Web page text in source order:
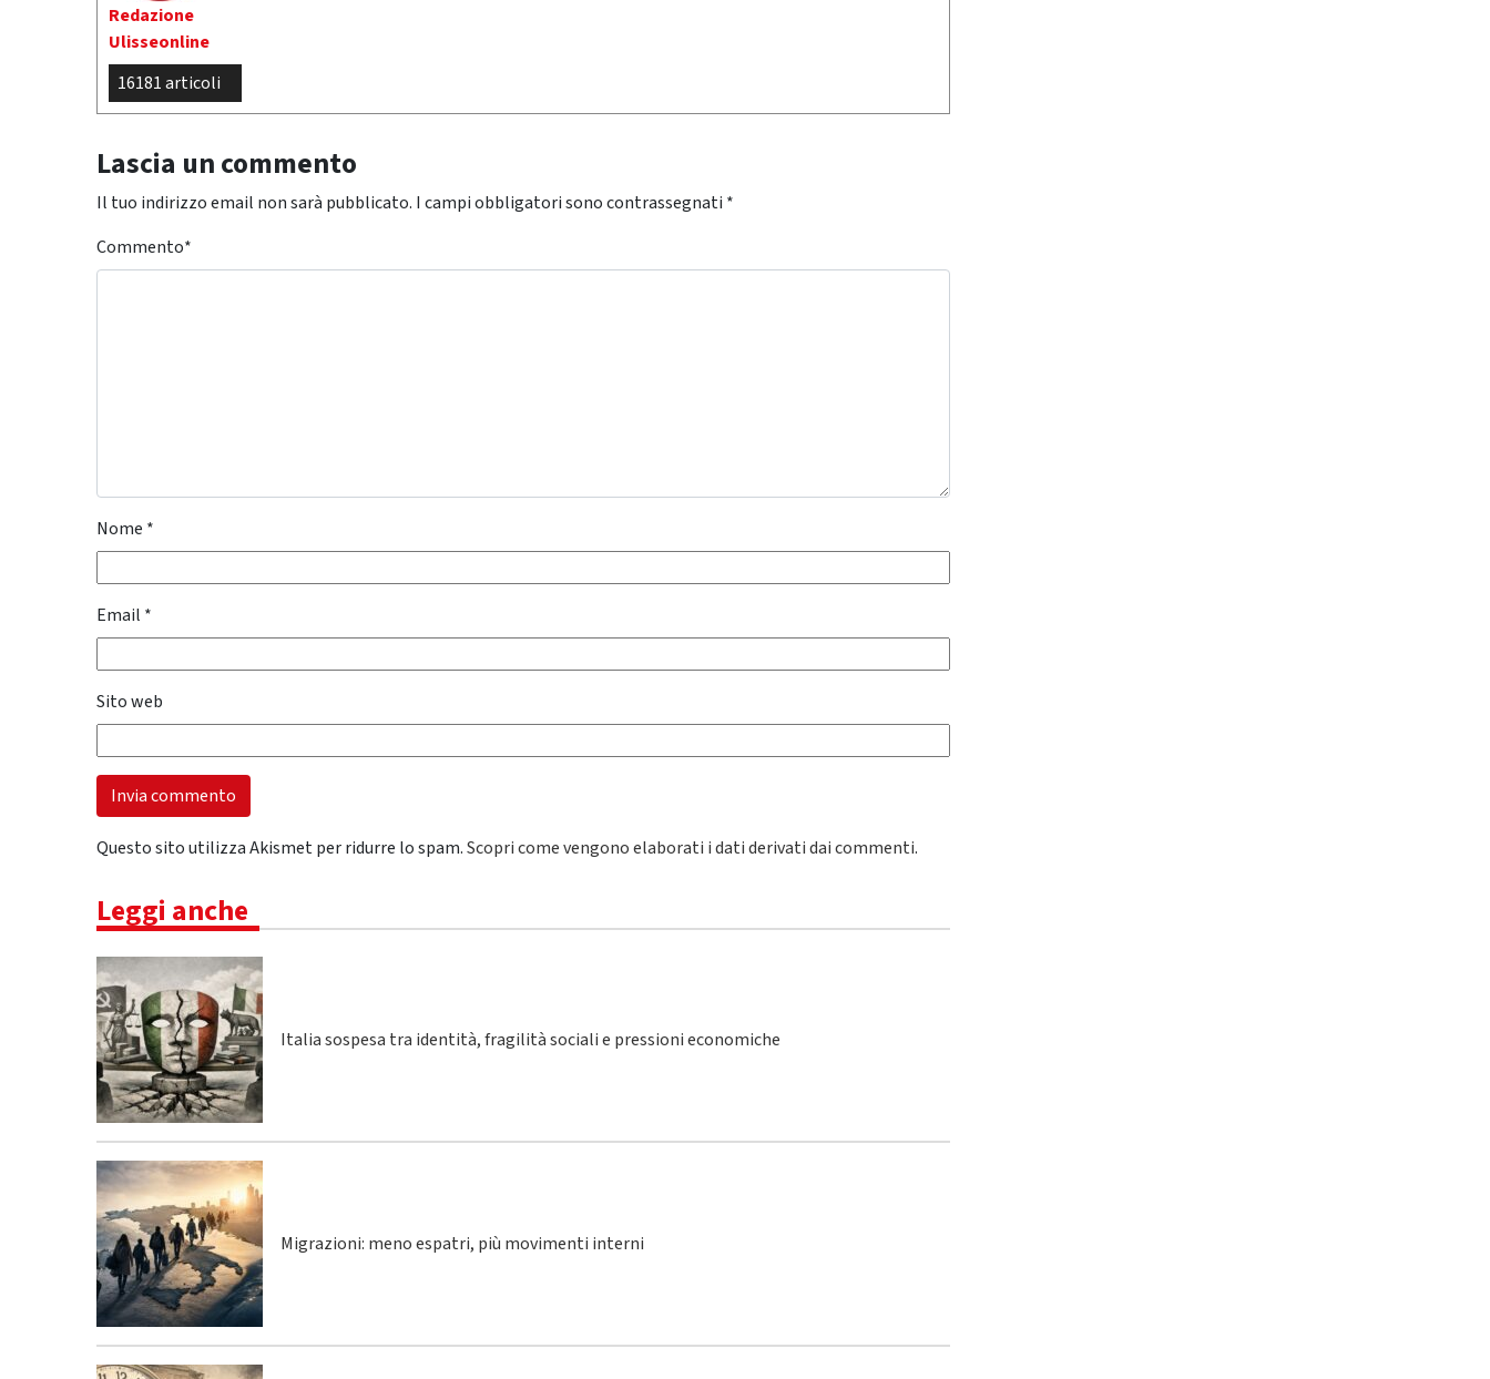
Redazione
Ulisseonline
16181 articoli
Lascia un commento
Il tuo indirizzo email non sarà pubblicato. I campi obbligatori sono contrassegnati *
Commento*
Nome *
Email *
Sito web
Questo sito utilizza Akismet per ridurre lo spam.Scopri come vengono elaborati i dati derivati dai commenti.
Leggi anche
Italia sospesa tra identità, fragilità sociali e pressioni economiche
Migrazioni: meno espatri, più movimenti interni